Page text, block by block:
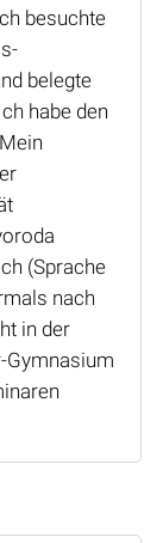
besuchte
belegte
habe den
(Sprache
nach
in der
Gymnasium